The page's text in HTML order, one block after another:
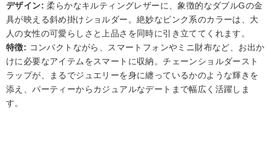
デザイン: 柔らかなキルティングレザーに、象徴的なダブルGの金
具が映える斜め掛けショルダー。絶妙なピンク系のカラーは、大
人の女性の可愛らしさと上品さを同時に引き立ててくれます。
特徴: コンパクトながら、スマートフォンやミニ財布など、お出か
けに必要なアイテムをスマートに収納。チェーンショルダースト
ラップが、まるでジュエリーを身に纏っているかのような輝きを
添え、パーティーからカジュアルなデートまで幅広く活躍しま
す。